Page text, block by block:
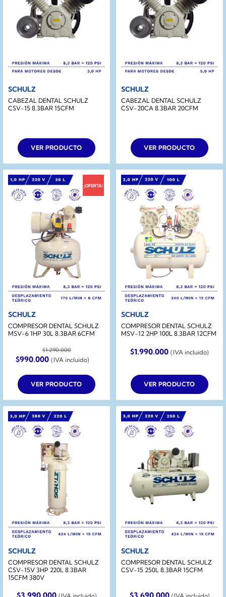
SCHULZ
CABEZAL DENTAL SCHULZ
CSV-15 8.3BAR 15CFM
VER PRODUCTO
SCHULZ
CABEZAL DENTAL SCHULZ
CSV-20CA 8.3BAR 20CFM
VER PRODUCTO
¡OFERTA!
SCHULZ
COMPRESOR DENTAL SCHULZ
MSV-6 1HP 30L 8.3BAR 6CFM
$1.290.000
El
precio
era:
$1.290.000.
$990.000El
precio
es:
$990.000.
(IVA incluido)
VER PRODUCTO
SCHULZ
COMPRESOR DENTAL SCHULZ
MSV-12 2HP 100L 8.3BAR 12CFM
$1.990.000 (IVA incluido)
VER PRODUCTO
SCHULZ
COMPRESOR DENTAL SCHULZ
CSV-15V 3HP 220L 8.3BAR
15CFM 380V
SCHULZ
COMPRESOR DENTAL SCHULZ
CSV-15 250L 8.3BAR 15CFM